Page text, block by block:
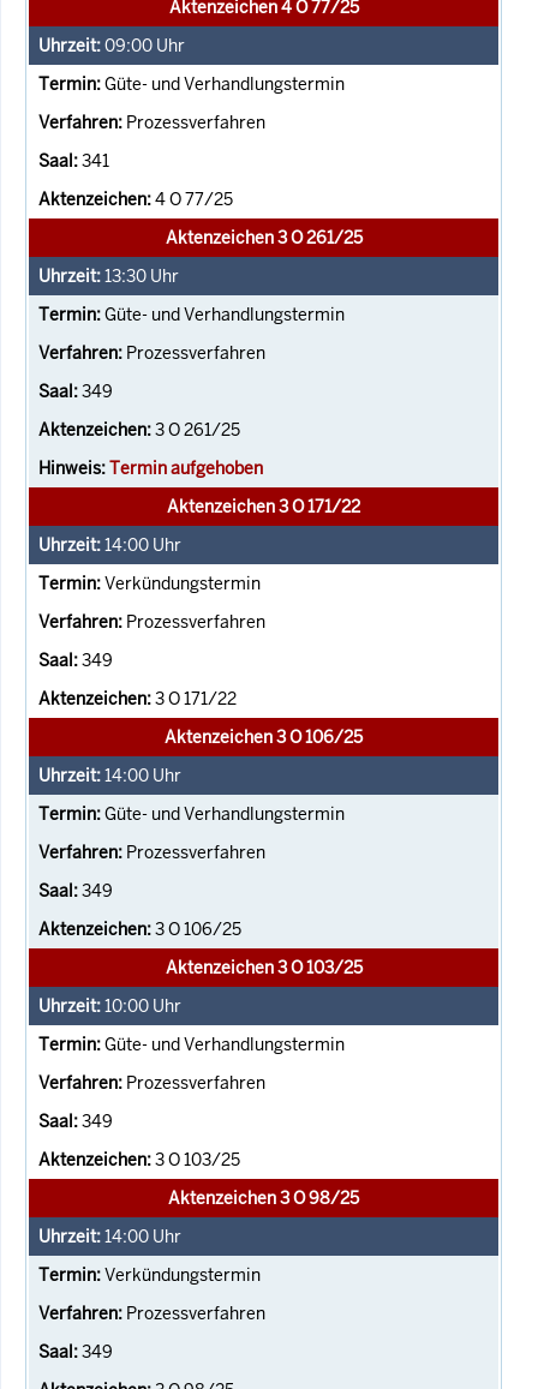
Aktenzeichen 4 O 77/25
09:00 Uhr
Güte- und Verhandlungstermin
Prozessverfahren
341
4 O 77/25
Aktenzeichen 3 O 261/25
13:30 Uhr
Güte- und Verhandlungstermin
Prozessverfahren
349
3 O 261/25
Termin aufgehoben
Aktenzeichen 3 O 171/22
14:00 Uhr
Verkündungstermin
Prozessverfahren
349
3 O 171/22
Aktenzeichen 3 O 106/25
14:00 Uhr
Güte- und Verhandlungstermin
Prozessverfahren
349
3 O 106/25
Aktenzeichen 3 O 103/25
10:00 Uhr
Güte- und Verhandlungstermin
Prozessverfahren
349
3 O 103/25
Aktenzeichen 3 O 98/25
14:00 Uhr
Verkündungstermin
Prozessverfahren
349